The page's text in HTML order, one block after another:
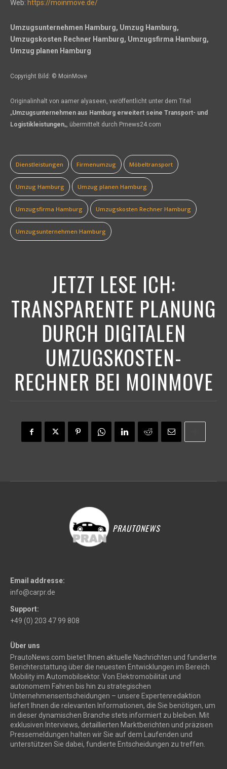
Web: https://moinmove.de/
Umzugsunternehmen Hamburg, Umzug Hamburg,
Umzugskosten Rechner Hamburg, Umzugsfirma Hamburg,
Umzug planen Hamburg
Copyright Bild: © MoinMove
Originalinhalt von aamer alyaseen, veröffentlicht unter dem Titel
„Umzugsunternehmen aus Hamburg erweitert seine Transport- und
Logistikleistungen„, übermittelt durch Prnews24.com
Dienstleistungen Firmenumzug Möbeltransport
Umzug Hamburg Umzug planen Hamburg
Umzugsfirma Hamburg Umzugskosten Rechner Hamburg
Umzugsunternehmen Hamburg
JETZT LESE ICH:
TRANSPARENTE PLANUNG
DURCH DIGITALEN
UMZUGSKOSTEN-
RECHNER BEI MOINMOVE
PRAUTONEWS
Email addresse:
info@carpr.de
Support:
+49 (0) 203 47 99 808
Über uns
PrautoNews.com bietet Ihnen aktuelle Nachrichten und fundierte
Berichterstattung über die neuesten Entwicklungen im Bereich
Mobility im Automobilsektor. Von Elektromobilität und
autonomem Fahren bis hin zu strategischen
Unternehmensentscheidungen – unsere Expertenredaktion
liefert Ihnen die relevanten Informationen, die Sie benötigen, um
in dieser dynamischen Branche stets informiert zu bleiben. Mit
exklusiven Interviews, detaillierten Marktberichten und präzisen
Pressemeldungen halten wir Sie auf dem Laufenden und
unterstützen Sie dabei, fundierte Entscheidungen zu treffen.